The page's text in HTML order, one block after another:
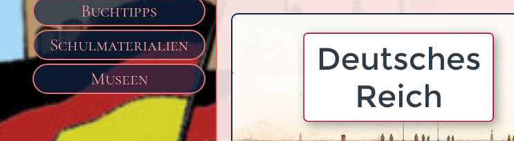
Buchtipps
Schulmaterialien
Museen